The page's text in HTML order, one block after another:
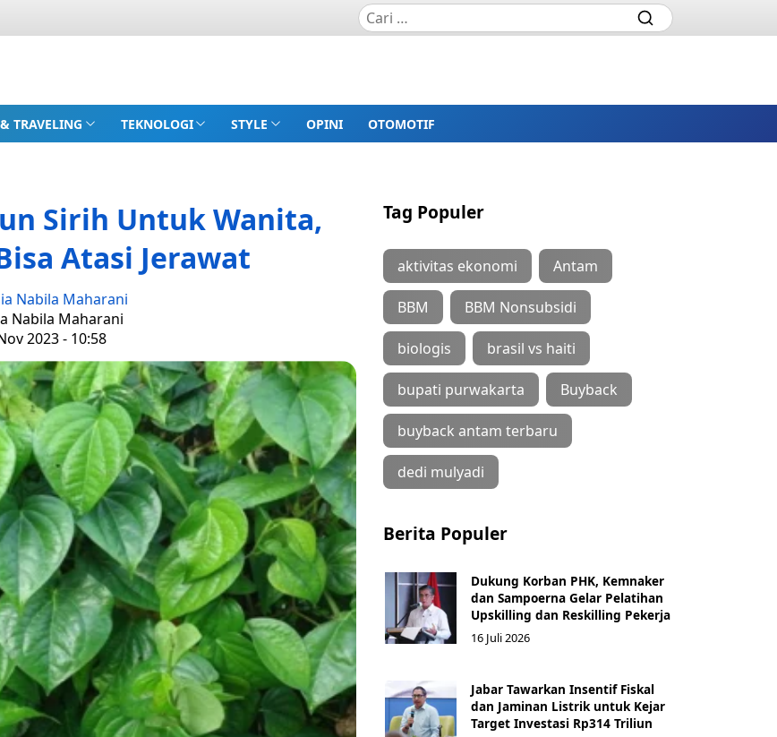
TRAVELING TEKNOLOGI STYLE OPINI OTOMOTIF
Sirih Untuk Wanita,
Atasi Jerawat
Nabila Maharani
Nabila Maharani
2023 - 10:58
Tag Populer
aktivitas ekonomi Antam
BBM BBM Nonsubsidi
biologis brasil vs haiti
bupati purwakarta Buyback
buyback antam terbaru
dedi mulyadi
Berita Populer
Dukung Korban PHK, Kemnaker
dan Sampoerna Gelar Pelatihan
Upskilling dan Reskilling Pekerja
16 Juli 2026
Jabar Tawarkan Insentif Fiskal
dan Jaminan Listrik untuk Kejar
Target Investasi Rp314 Triliun